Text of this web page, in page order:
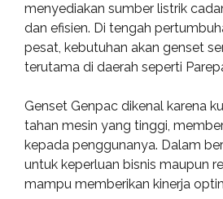
menyediakan sumber listrik
dan efisien. Di tengah
pesat, kebutuhan akan genset
terutama di daerah seperti
Genset Genpac dikenal karena
tahan mesin yang tinggi,
kepada penggunanya. Dalam
untuk keperluan bisnis maupun
mampu memberikan kinerja